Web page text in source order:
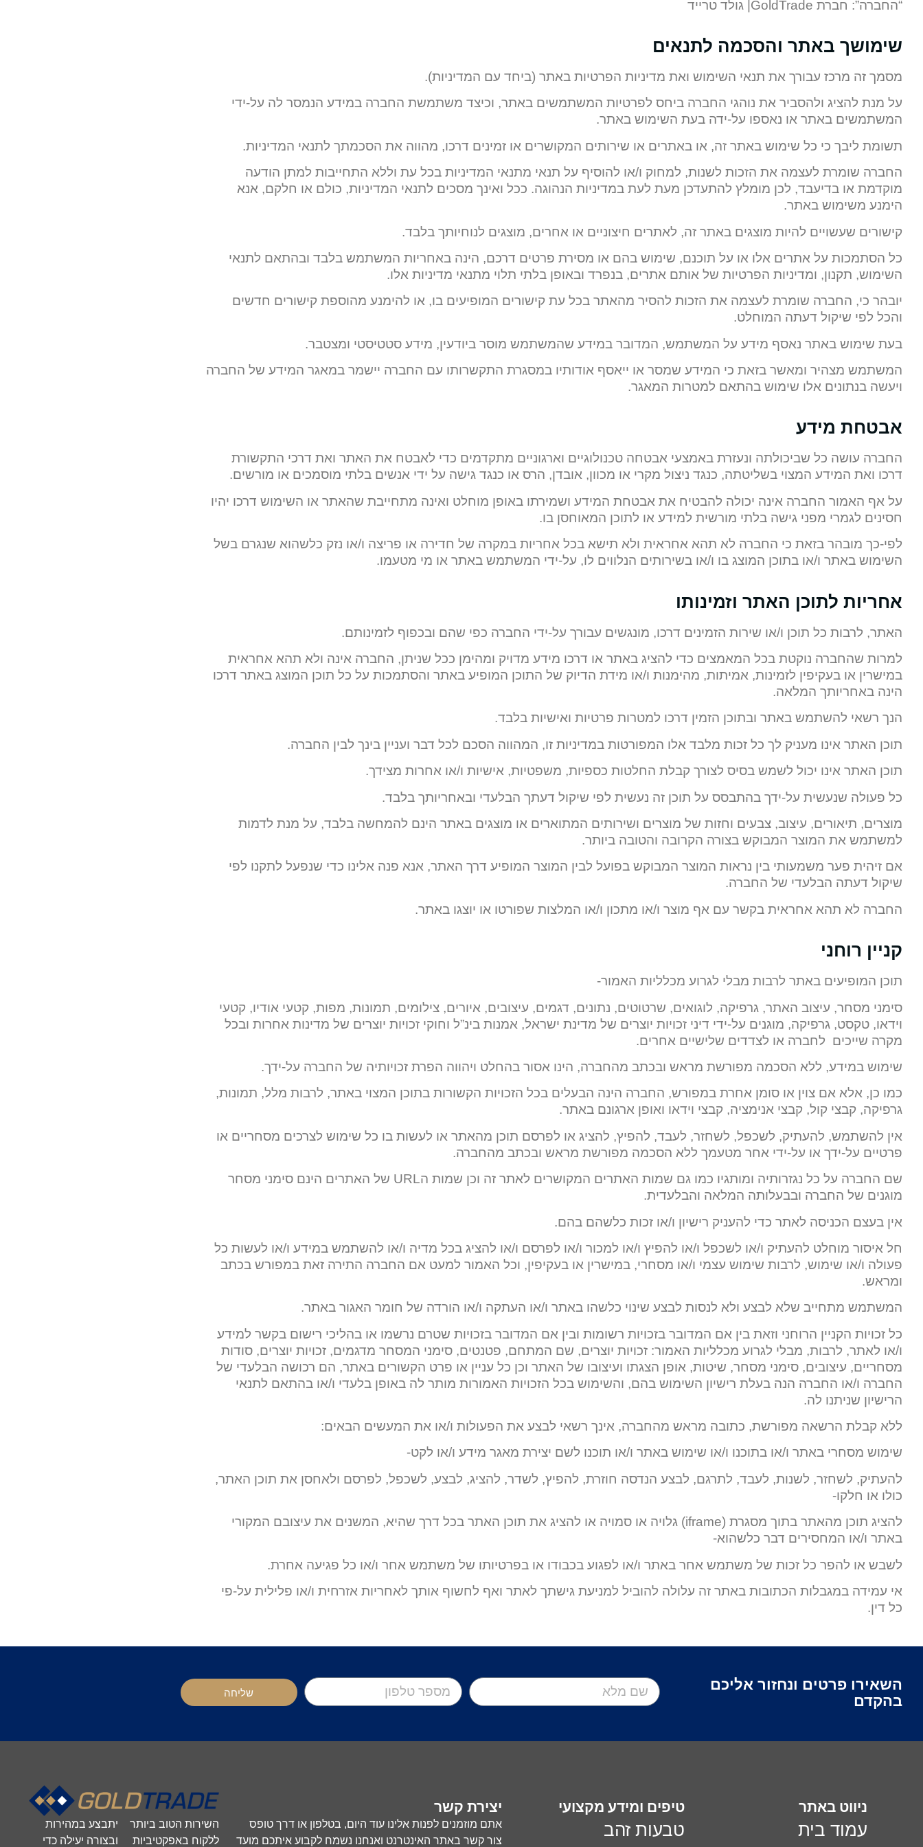
“החברה”: חברת GoldTrade| גולד טרייד
שימושך באתר והסכמה לתנאים
מסמך זה מרכז עבורך את תנאי השימוש ואת מדיניות הפרטיות באתר (ביחד עם המדיניות).
על מנת להציג ולהסביר את נוהגי החברה ביחס לפרטיות המשתמשים באתר, וכיצד משתמשת החברה במידע הנמסר לה על-ידי
המשתמשים באתר או נאספו על-ידה בעת השימוש באתר.
תשומת ליבך כי כל שימוש באתר זה, או באתרים או שירותים המקושרים או זמינים דרכו, מהווה את הסכמתך לתנאי המדיניות.
החברה שומרת לעצמה את הזכות לשנות, למחוק ו/או להוסיף על תנאי מתנאי המדיניות בכל עת וללא התחייבות למתן הודעה
מוקדמת או בדיעבד, לכן מומלץ להתעדכן מעת לעת במדיניות הנהוגה. ככל ואינך מסכים לתנאי המדיניות, כולם או חלקם, אנא
הימנע משימוש באתר.
קישורים שעשויים להיות מוצגים באתר זה, לאתרים חיצוניים או אחרים, מוצגים לנוחיותך בלבד.
כל הסתמכות על אתרים אלו או על תוכנם, שימוש בהם או מסירת פרטים דרכם, הינה באחריות המשתמש בלבד ובהתאם לתנאי
השימוש, תקנון, ומדיניות הפרטיות של אותם אתרים, בנפרד ובאופן בלתי תלוי מתנאי מדיניות אלו.
יובהר כי, החברה שומרת לעצמה את הזכות להסיר מהאתר בכל עת קישורים המופיעים בו, או להימנע מהוספת קישורים חדשים
והכל לפי שיקול דעתה המוחלט.
בעת שימוש באתר נאסף מידע על המשתמש, המדובר במידע שהמשתמש מוסר ביודעין, מידע סטטיסטי ומצטבר.
המשתמש מצהיר ומאשר בזאת כי המידע שמסר או ייאסף אודותיו במסגרת התקשרותו עם החברה יישמר במאגר המידע של החברה
ויעשה בנתונים אלו שימוש בהתאם למטרות המאגר.
אבטחת מידע
החברה עושה כל שביכולתה ונעזרת באמצעי אבטחה טכנולוגיים וארגוניים מתקדמים כדי לאבטח את האתר ואת דרכי התקשורת
דרכו ואת המידע המצוי בשליטתה, כנגד ניצול מקרי או מכוון, אובדן, הרס או כנגד גישה על ידי אנשים בלתי מוסמכים או מורשים.
על אף האמור החברה אינה יכולה להבטיח את אבטחת המידע ושמירתו באופן מוחלט ואינה מתחייבת שהאתר או השימוש דרכו יהיו
חסינים לגמרי מפני גישה בלתי מורשית למידע או לתוכן המאוחסן בו.
לפי-כך מובהר בזאת כי החברה לא תהא אחראית ולא תישא בכל אחריות במקרה של חדירה או פריצה ו/או נזק כלשהוא שנגרם בשל
השימוש באתר ו/או בתוכן המוצג בו ו/או בשירותים הנלווים לו, על-ידי המשתמש באתר או מי מטעמו.
אחריות לתוכן האתר וזמינותו
האתר, לרבות כל תוכן ו/או שירות הזמינים דרכו, מונגשים עבורך על-ידי החברה כפי שהם ובכפוף לזמינותם.
למרות שהחברה נוקטת בכל המאמצים כדי להציג באתר או דרכו מידע מדויק ומהימן ככל שניתן, החברה אינה ולא תהא אחראית
במישרין או בעקיפין לזמינות, אמיתות, מהימנות ו/או מידת הדיוק של התוכן המופיע באתר והסתמכות על כל תוכן המוצג באתר דרכו
הינה באחריותך המלאה.
הנך רשאי להשתמש באתר ובתוכן הזמין דרכו למטרות פרטיות ואישיות בלבד.
תוכן האתר אינו מעניק לך כל זכות מלבד אלו המפורטות במדיניות זו, המהווה הסכם לכל דבר ועניין בינך לבין החברה.
תוכן האתר אינו יכול לשמש בסיס לצורך קבלת החלטות כספיות, משפטיות, אישיות ו/או אחרות מצידך.
כל פעולה שנעשית על-ידך בהתבסס על תוכן זה נעשית לפי שיקול דעתך הבלעדי ובאחריותך בלבד.
מוצרים, תיאורים, עיצוב, צבעים וחזות של מוצרים ושירותים המתוארים או מוצגים באתר הינם להמחשה בלבד, על מנת לדמות
למשתמש את המוצר המבוקש בצורה הקרובה והטובה ביותר.
אם זיהית פער משמעותי בין נראות המוצר המבוקש בפועל לבין המוצר המופיע דרך האתר, אנא פנה אלינו כדי שנפעל לתקנו לפי
שיקול דעתה הבלעדי של החברה.
החברה לא תהא אחראית בקשר עם אף מוצר ו/או מתכון ו/או המלצות שפורטו או יוצגו באתר.
קניין רוחני
תוכן המופיעים באתר לרבות מבלי לגרוע מכלליות האמור-
סימני מסחר, עיצוב האתר, גרפיקה, לוגואים, שרטוטים, נתונים, דגמים, עיצובים, איורים, צילומים, תמונות, מפות, קטעי אודיו, קטעי
וידאו, טקסט, גרפיקה, מוגנים על-ידי דיני זכויות יוצרים של מדינת ישראל, אמנות בינ”ל וחוקי זכויות יוצרים של מדינות אחרות ובכל
מקרה שייכים לחברה או לצדדים שלישיים אחרים.
שימוש במידע, ללא הסכמה מפורשת מראש ובכתב מהחברה, הינו אסור בהחלט ויהווה הפרת זכויותיה של החברה על-ידך.
כמו כן, אלא אם צוין או סומן אחרת במפורש, החברה הינה הבעלים בכל הזכויות הקשורות בתוכן המצוי באתר, לרבות מלל, תמונות,
גרפיקה, קבצי קול, קבצי אנימציה, קבצי וידאו ואופן ארגונם באתר.
אין להשתמש, להעתיק, לשכפל, לשחזר, לעבד, להפיץ, להציג או לפרסם תוכן מהאתר או לעשות בו כל שימוש לצרכים מסחריים או
פרטיים על-ידך או על-ידי אחר מטעמך ללא הסכמה מפורשת מראש ובכתב מהחברה.
שם החברה על כל נגזרותיה ומותגיו כמו גם שמות האתרים המקושרים לאתר זה וכן שמות הURL של האתרים הינם סימני מסחר
מוגנים של החברה ובבעלותה המלאה והבלעדית.
אין בעצם הכניסה לאתר כדי להעניק רישיון ו/או זכות כלשהם בהם.
חל איסור מוחלט להעתיק ו/או לשכפל ו/או להפיץ ו/או למכור ו/או לפרסם ו/או להציג בכל מדיה ו/או להשתמש במידע ו/או לעשות כל
פעולה ו/או שימוש, לרבות שימוש עצמי ו/או מסחרי, במישרין או בעקיפין, וכל האמור למעט אם החברה התירה זאת במפורש בכתב
ומראש.
המשתמש מתחייב שלא לבצע ולא לנסות לבצע שינוי כלשהו באתר ו/או העתקה ו/או הורדה של חומר האגור באתר.
כל זכויות הקניין הרוחני וזאת בין אם המדובר בזכויות רשומות ובין אם המדובר בזכויות שטרם נרשמו או בהליכי רישום בקשר למידע
ו/או לאתר, לרבות, מבלי לגרוע מכלליות האמור: זכויות יוצרים, שם המתחם, פטנטים, סימני המסחר מדגמים, זכויות יוצרים, סודות
מסחריים, עיצובים, סימני מסחר, שיטות, אופן הצגתו ועיצובו של האתר וכן כל עניין או פרט הקשורים באתר, הם רכושה הבלעדי של
החברה ו/או החברה הנה בעלת רישיון השימוש בהם, והשימוש בכל הזכויות האמורות מותר לה באופן בלעדי ו/או בהתאם לתנאי
הרישיון שניתנו לה.
ללא קבלת הרשאה מפורשת, כתובה מראש מהחברה, אינך רשאי לבצע את הפעולות ו/או את המעשים הבאים:
שימוש מסחרי באתר ו/או בתוכנו ו/או שימוש באתר ו/או תוכנו לשם יצירת מאגר מידע ו/או לקט-
להעתיק, לשחזר, לשנות, לעבד, לתרגם, לבצע הנדסה חוזרת, להפיץ, לשדר, להציג, לבצע, לשכפל, לפרסם ולאחסן את תוכן האתר,
כולו או חלקו-
להציג תוכן מהאתר בתוך מסגרת (iframe) גלויה או סמויה או להציג את תוכן האתר בכל דרך שהיא, המשנים את עיצובם המקורי
באתר ו/או המחסירים דבר כלשהוא-
לשבש או להפר כל זכות של משתמש אחר באתר ו/או לפגוע בכבודו או בפרטיותו של משתמש אחר ו/או כל פגיעה אחרת.
אי עמידה במגבלות הכתובות באתר זה עלולה להוביל למניעת גישתך לאתר ואף לחשוף אותך לאחריות אזרחית ו/או פלילית על-פי
כל דין.
השאירו פרטים ונחזור אליכם
בהקדם
שליחה
ניווט באתר
עמוד בית
טיפים ומידע מקצועי
טבעות זהב
יצירת קשר
אתם מוזמנים לפנות אלינו עוד היום, בטלפון או דרך טופס
צור קשר באתר האינטרנט ואנחנו נשמח לקבוע איתכם מועד
השירות הטוב ביותר
ללקוח באפקטיביות
יתבצע במהירות
ובצורה יעילה כדי